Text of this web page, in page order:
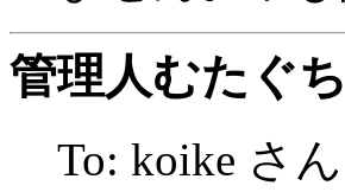
管理人むたぐち
To: koike さん